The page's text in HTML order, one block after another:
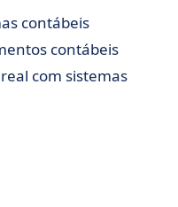
contábeis
contábeis
com sistemas